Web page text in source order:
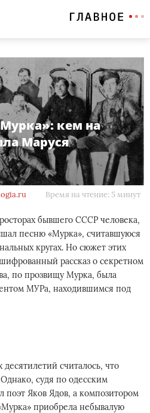
кем на
Маруся
Время на чтение: 5 минут
бывшего СССР человека,
песню «Мурка», считавшуюся
кругах. Но сюжет этих
рассказ о секретном
по прозвищу Мурка, была
МУРа, находившимся под
считалось, что
судя по одесским
поэт Яков Ядов, а композитором
приобрела небывалую